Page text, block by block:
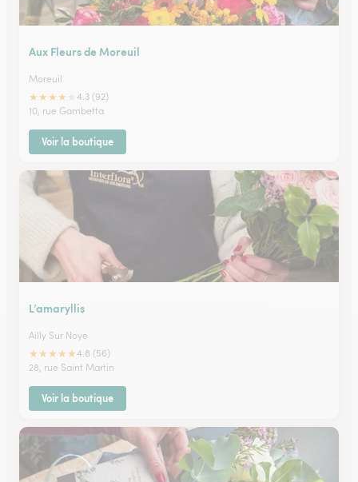
Aux Fleurs de Moreuil
Moreuil
★★★★
4.3 (92)
10, rue Gambetta
Voir la boutique
L’amaryllis
Ailly Sur Noye
★★★★★4.8 (56)
28, rue Saint Martin
Voir la boutique